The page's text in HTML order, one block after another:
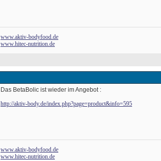
www.aktiv-bodyfood.de
www.hitec-nutrition.de
Das BetaBolic ist wieder im Angebot :
http://aktiv-body.de/index.php?page=product&info=595
www.aktiv-bodyfood.de
www.hitec-nutrition.de